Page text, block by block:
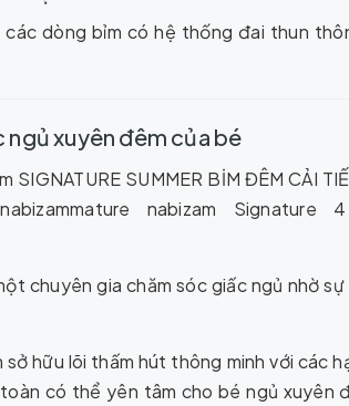
dòng bỉm có hệ thống đai thun
xuyên đêm của bé
chuyên gia chăm sóc giấc ngủ nhờ
sở hữu lõi thấm hút thông minh với các
có thể yên tâm cho bé ngủ xuyên